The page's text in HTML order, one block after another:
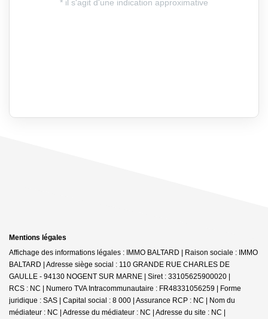
Mentions légales
Affichage des informations légales : IMMO BALTARD | Raison sociale : IMMO
BALTARD | Adresse siège social : 110 GRANDE RUE CHARLES DE
GAULLE - 94130 NOGENT SUR MARNE | Siret : 33105625900020 |
RCS : NC | Numero TVA Intracommunautaire : FR48331056259 | Forme
juridique : SAS | Capital social : 8 000 | Assurance RCP : NC | Nom du
médiateur : NC | Adresse du médiateur : NC | Adresse du site : NC |